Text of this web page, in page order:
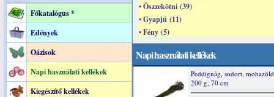
Főkatalógus *
Edények
Oázisok
Napi használati kellékek
Kiegészítő kellékek
• Öszzekötni (39)
• Gyapjú (11)
• Fény (5)
Napi használati kellékek
Peddignág, sodort,
200 g, 70 cm